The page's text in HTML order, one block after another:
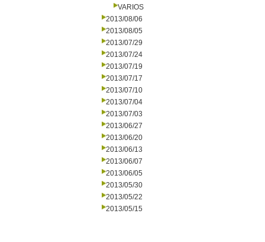
VARIOS
2013/08/06
2013/08/05
2013/07/29
2013/07/24
2013/07/19
2013/07/17
2013/07/10
2013/07/04
2013/07/03
2013/06/27
2013/06/20
2013/06/13
2013/06/07
2013/06/05
2013/05/30
2013/05/22
2013/05/15